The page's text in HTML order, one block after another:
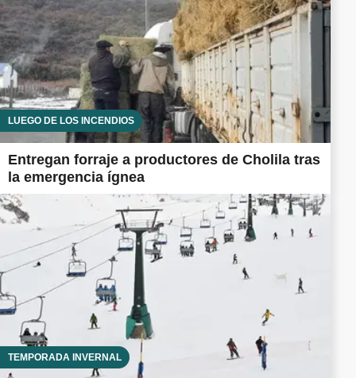
LUEGO DE LOS INCENDIOS
Entregan forraje a productores de Cholila tras
la emergencia ígnea
TEMPORADA INVERNAL